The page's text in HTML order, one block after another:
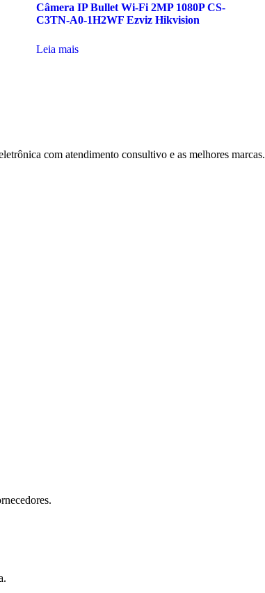
Câmera IP Bullet Wi-Fi 2MP 1080P CS-
C3TN-A0-1H2WF Ezviz Hikvision
Leia mais
com atendimento consultivo e as melhores marcas.